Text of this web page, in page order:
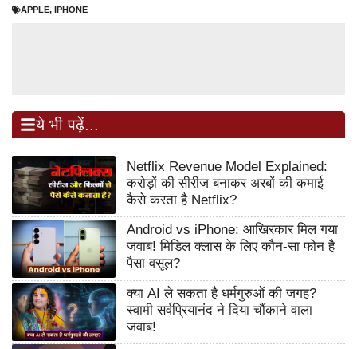
APPLE, IPHONE
ये भी पढ़ें...
Netflix Revenue Model Explained:
करोड़ों की सीरीज बनाकर अरबों की कमाई
कैसे करता है Netflix?
Android vs iPhone: आखिरकार मिल गया
जवाब! मिडिल क्लास के लिए कौन-सा फोन है
पैसा वसूल?
क्या AI ले सकता है धर्मगुरुओं की जगह?
स्वामी सर्वप्रियानंद ने दिया चौंकाने वाला
जवाब!